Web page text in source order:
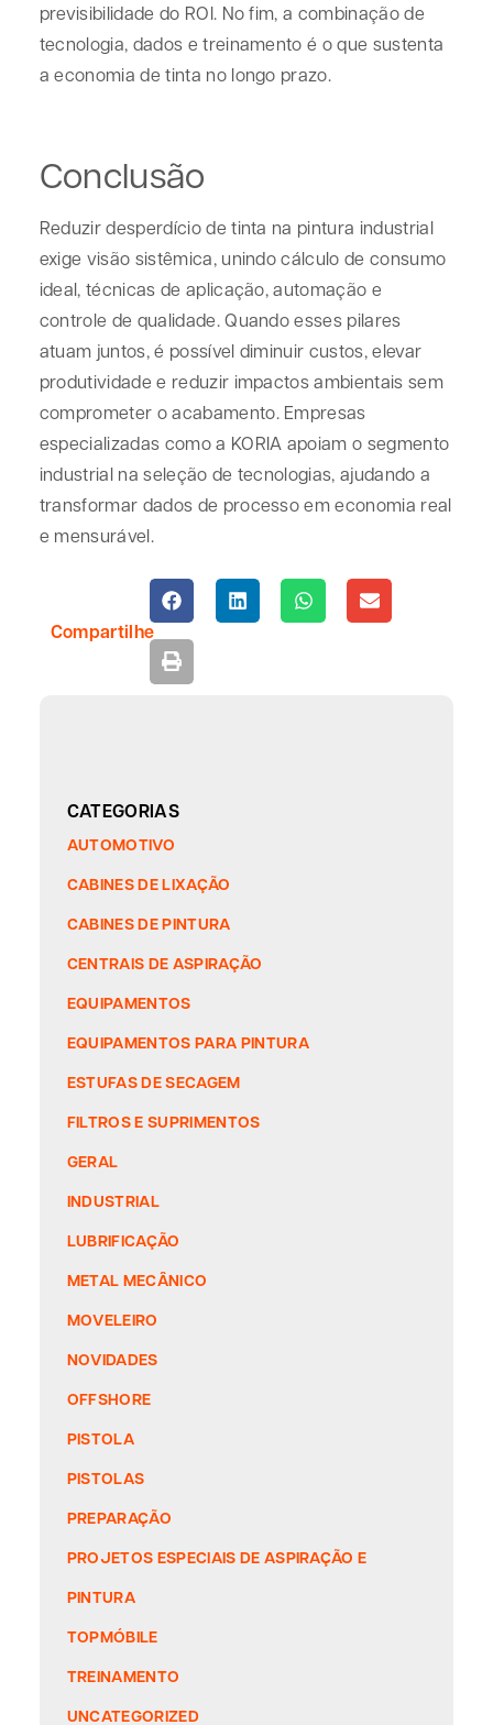
previsibilidade do ROI. No fim, a combinação de
tecnologia, dados e treinamento é o que sustenta
a economia de tinta no longo prazo.
Conclusão
Reduzir desperdício de tinta na pintura industrial
exige visão sistêmica, unindo cálculo de consumo
ideal, técnicas de aplicação, automação e
controle de qualidade. Quando esses pilares
atuam juntos, é possível diminuir custos, elevar
produtividade e reduzir impactos ambientais sem
comprometer o acabamento. Empresas
especializadas como a KORIA apoiam o segmento
industrial na seleção de tecnologias, ajudando a
transformar dados de processo em economia real
e mensurável.
Compartilhe
CATEGORIAS
AUTOMOTIVO
CABINES DE LIXAÇÃO
CABINES DE PINTURA
CENTRAIS DE ASPIRAÇÃO
EQUIPAMENTOS
EQUIPAMENTOS PARA PINTURA
ESTUFAS DE SECAGEM
FILTROS E SUPRIMENTOS
GERAL
INDUSTRIAL
LUBRIFICAÇÃO
METAL MECÂNICO
MOVELEIRO
NOVIDADES
OFFSHORE
PISTOLA
PISTOLAS
PREPARAÇÃO
PROJETOS ESPECIAIS DE ASPIRAÇÃO E
PINTURA
TOPMÓBILE
TREINAMENTO
UNCATEGORIZED